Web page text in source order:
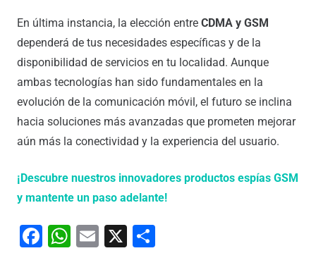
En última instancia, la elección entre CDMA y GSM
dependerá de tus necesidades específicas y de la
disponibilidad de servicios en tu localidad. Aunque
ambas tecnologías han sido fundamentales en la
evolución de la comunicación móvil, el futuro se inclina
hacia soluciones más avanzadas que prometen mejorar
aún más la conectividad y la experiencia del usuario.
¡Descubre nuestros innovadores productos espías GSM
y mantente un paso adelante!
Facebook
WhatsApp
Email
X